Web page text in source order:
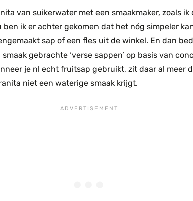
van suikerwater met een smaakmaker, zoals
ben ik er achter gekomen dat het nóg simpeler
sap of een fles uit de winkel. En dan
gebrachte ‘verse sappen’ op basis van
je nl echt fruitsap gebruikt, zit daar al meer
niet een waterige smaak krijgt.